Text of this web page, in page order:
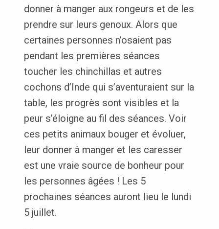
donner à manger aux rongeurs et de les
prendre sur leurs genoux. Alors que
certaines personnes n’osaient pas
pendant les premières séances
toucher les chinchillas et autres
cochons d’Inde qui s’aventuraient sur la
table, les progrès sont visibles et la
peur s’éloigne au fil des séances. Voir
ces petits animaux bouger et évoluer,
leur donner à manger et les caresser
est une vraie source de bonheur pour
les personnes âgées ! Les 5
prochaines séances auront lieu le lundi
5 juillet.